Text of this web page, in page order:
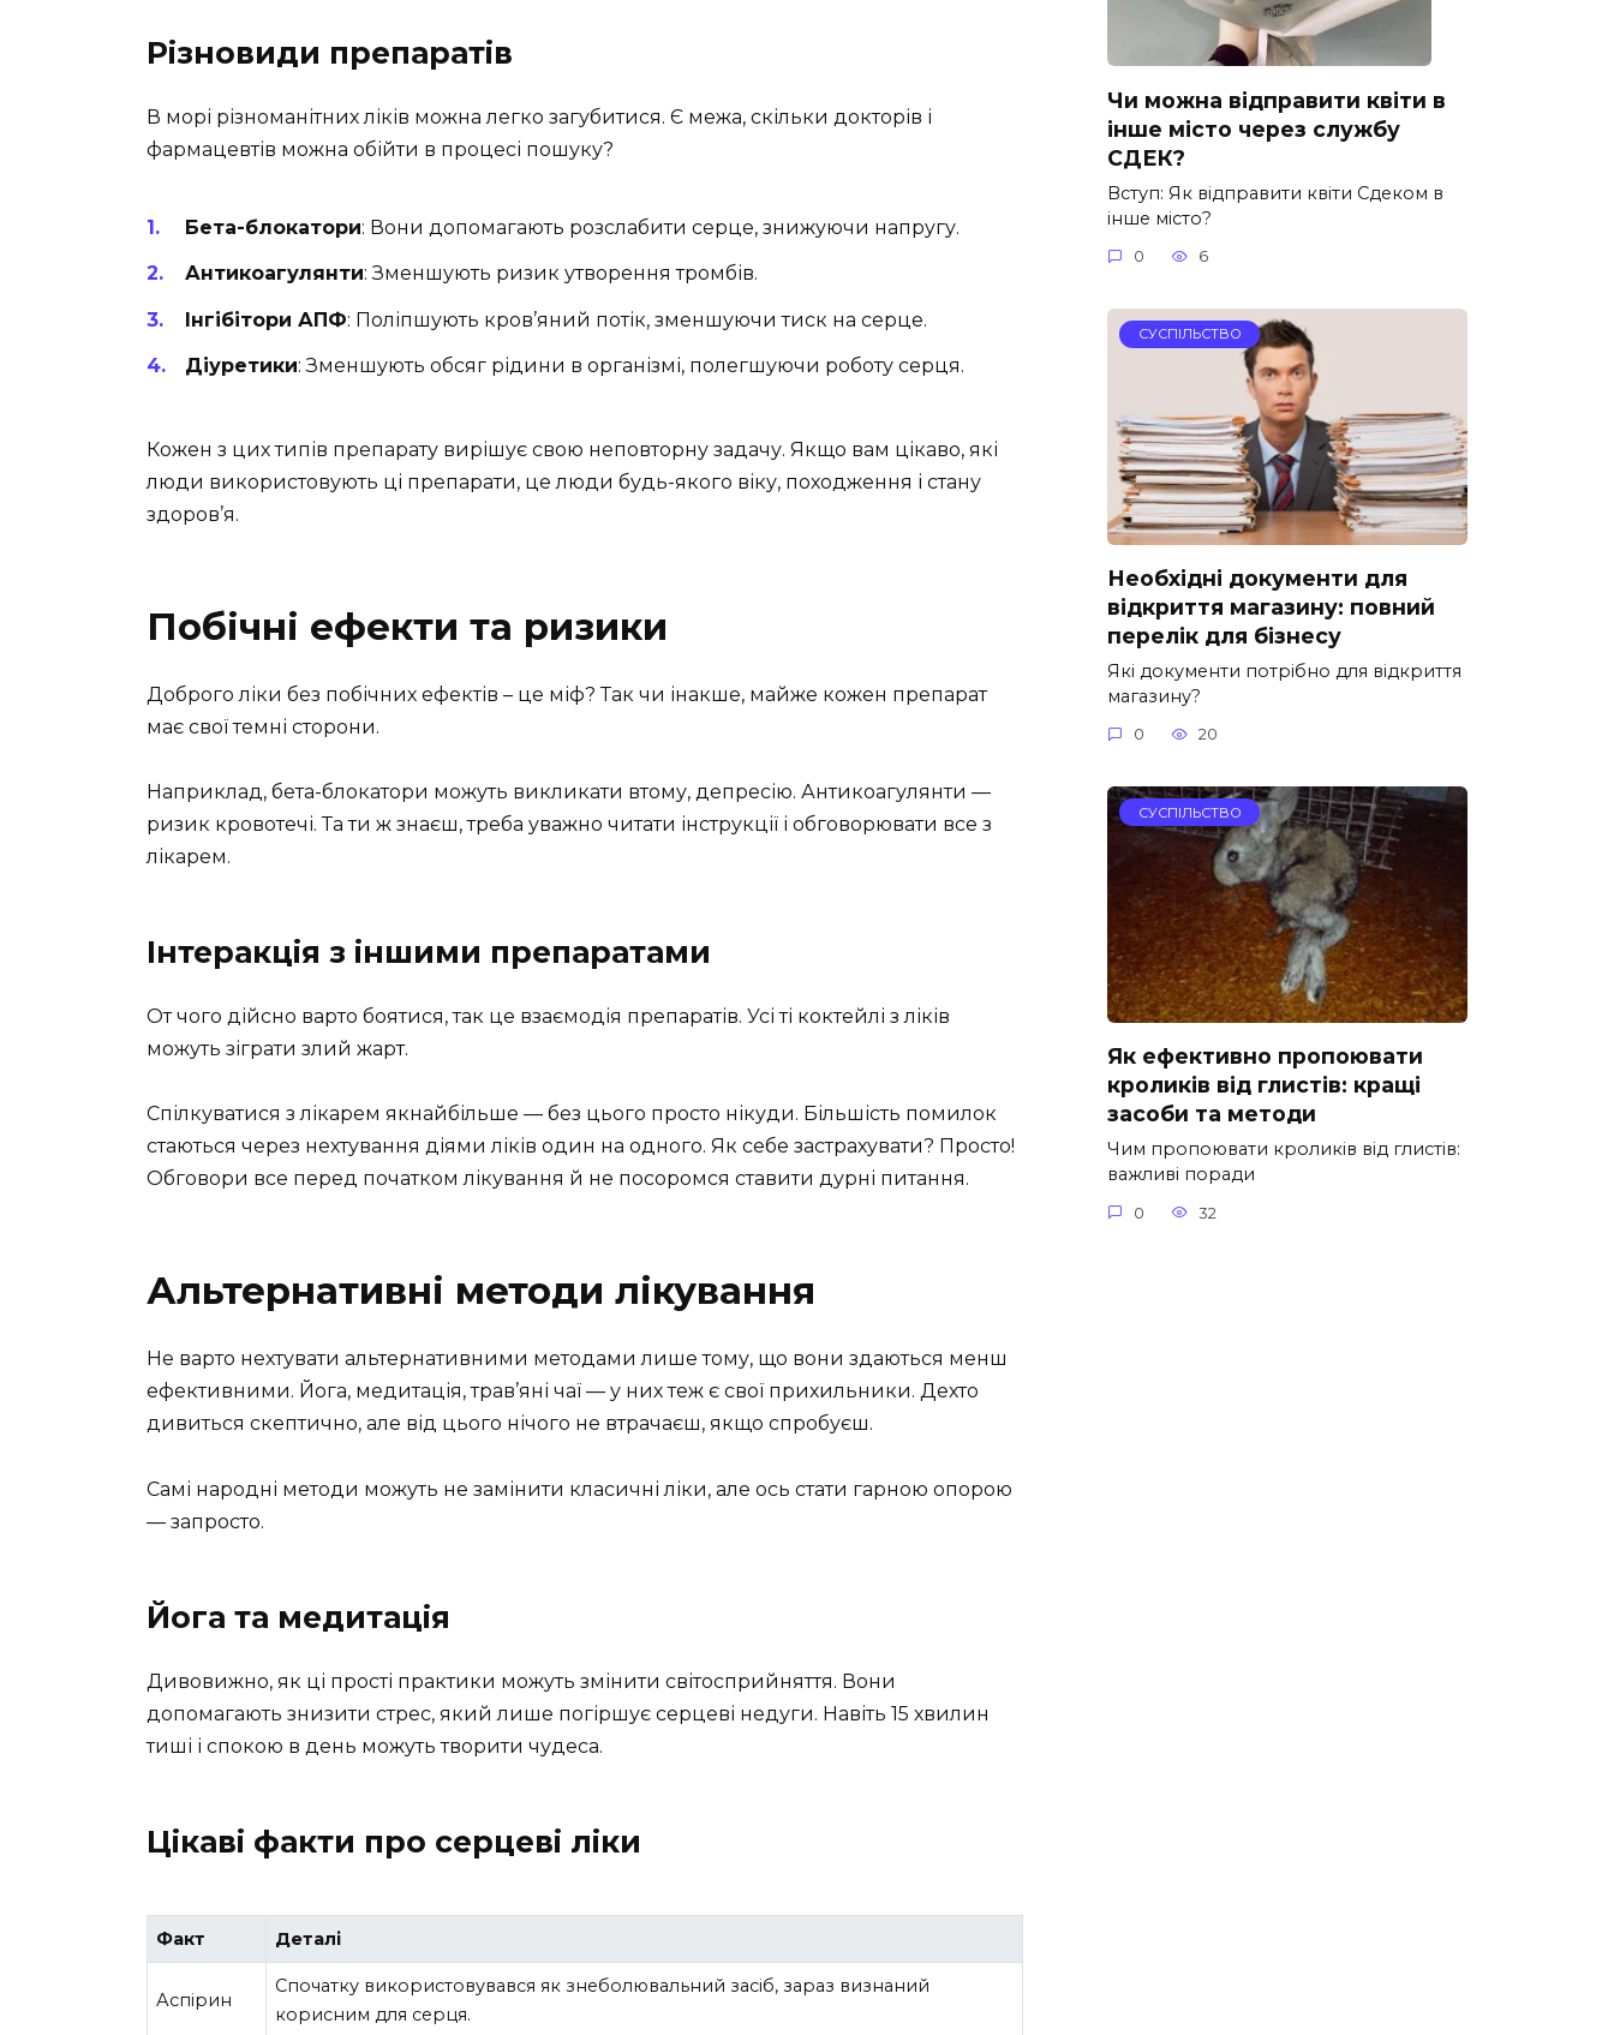
Різновиди препаратів
В морі різноманітних ліків можна легко загубитися. Є межа, скільки докторів і
фармацевтів можна обійти в процесі пошуку?
Бета-блокатори: Вони допомагають розслабити серце, знижуючи напругу.
Антикоагулянти: Зменшують ризик утворення тромбів.
Інгібітори АПФ: Поліпшують кров’яний потік, зменшуючи тиск на серце.
Діуретики: Зменшують обсяг рідини в організмі, полегшуючи роботу серця.
Кожен з цих типів препарату вирішує свою неповторну задачу. Якщо вам цікаво, які
люди використовують ці препарати, це люди будь-якого віку, походження і стану
здоров’я.
Побічні ефекти та ризики
Доброго ліки без побічних ефектів – це міф? Так чи інакше, майже кожен препарат
має свої темні сторони.
Наприклад, бета-блокатори можуть викликати втому, депресію. Антикоагулянти —
ризик кровотечі. Та ти ж знаєш, треба уважно читати інструкції і обговорювати все з
лікарем.
Інтеракція з іншими препаратами
От чого дійсно варто боятися, так це взаємодія препаратів. Усі ті коктейлі з ліків
можуть зіграти злий жарт.
Спілкуватися з лікарем якнайбільше — без цього просто нікуди. Більшість помилок
стаються через нехтування діями ліків один на одного. Як себе застрахувати? Просто!
Обговори все перед початком лікування й не посоромся ставити дурні питання.
Альтернативні методи лікування
Не варто нехтувати альтернативними методами лише тому, що вони здаються менш
ефективними. Йога, медитація, трав’яні чаї — у них теж є свої прихильники. Дехто
дивиться скептично, але від цього нічого не втрачаєш, якщо спробуєш.
Самі народні методи можуть не замінити класичні ліки, але ось стати гарною опорою
— запросто.
Йога та медитація
Дивовижно, як ці прості практики можуть змінити світосприйняття. Вони
допомагають знизити стрес, який лише погіршує серцеві недуги. Навіть 15 хвилин
тиші і спокою в день можуть творити чудеса.
Цікаві факти про серцеві ліки
Факт Деталі
Аспірин
Спочатку використовувався як знеболювальний засіб, зараз визнаний
корисним для серця.
Чи можна відправити квіти в
інше місто через службу
СДЕК?
Вступ: Як відправити квіти Сдеком в
інше місто?
0 6
СУСПІЛЬСТВО
Необхідні документи для
відкриття магазину: повний
перелік для бізнесу
Які документи потрібно для відкриття
магазину?
0 20
СУСПІЛЬСТВО
Як ефективно пропоювати
кроликів від глистів: кращі
засоби та методи
Чим пропоювати кроликів від глистів:
важливі поради
0 32